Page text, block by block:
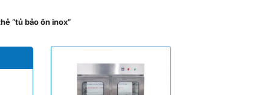
“tủ bảo ôn inox”